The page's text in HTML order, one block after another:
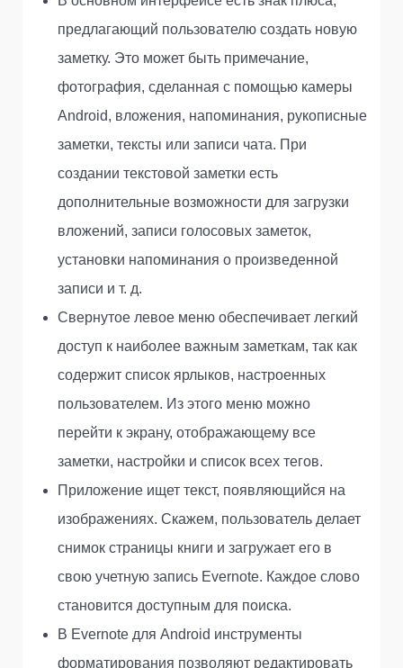
предлагающий пользователю создать новую
заметку. Это может быть примечание,
фотография, сделанная с помощью камеры
Android, вложения, напоминания, рукописные
заметки, тексты или записи чата. При
создании текстовой заметки есть
дополнительные возможности для загрузки
вложений, записи голосовых заметок,
установки напоминания о произведенной
записи и т. д.
Свернутое левое меню обеспечивает легкий
доступ к наиболее важным заметкам, так как
содержит список ярлыков, настроенных
пользователем. Из этого меню можно
перейти к экрану, отображающему все
заметки, настройки и список всех тегов.
Приложение ищет текст, появляющийся на
изображениях. Скажем, пользователь делает
снимок страницы книги и загружает его в
свою учетную запись Evernote. Каждое слово
становится доступным для поиска.
В Evernote для Android инструменты
форматирования позволяют редактировать